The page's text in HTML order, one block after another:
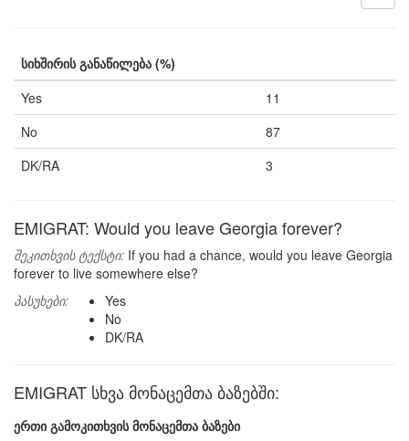
სიხშირის განაწილება (%)
Yes
11
No
87
DK/RA
3
EMIGRAT: Would you leave Georgia forever?
შეკითხვის ტექსტი: If you had a chance, would you leave Georgia
forever to live somewhere else?
პასუხები:
Yes
No
DK/RA
EMIGRAT სხვა მონაცემთა ბაზებში:
ერთი გამოკითხვის მონაცემთა ბაზები